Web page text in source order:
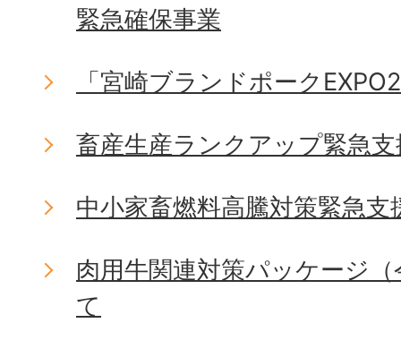
緊急確保事業
「宮崎ブランドポーク
畜産生産ランクアップ緊急
中小家畜燃料高騰対策緊急支
肉用牛関連対策パッケージ
て